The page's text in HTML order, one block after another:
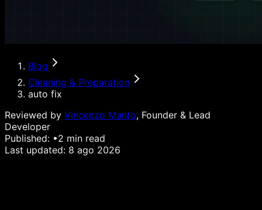
Blog
Cleaning & Preparation
auto fix
Reviewed by Vincenzo Manto, Founder & Lead
Developer
Published: •2 min read
Last updated: 8 ago 2026